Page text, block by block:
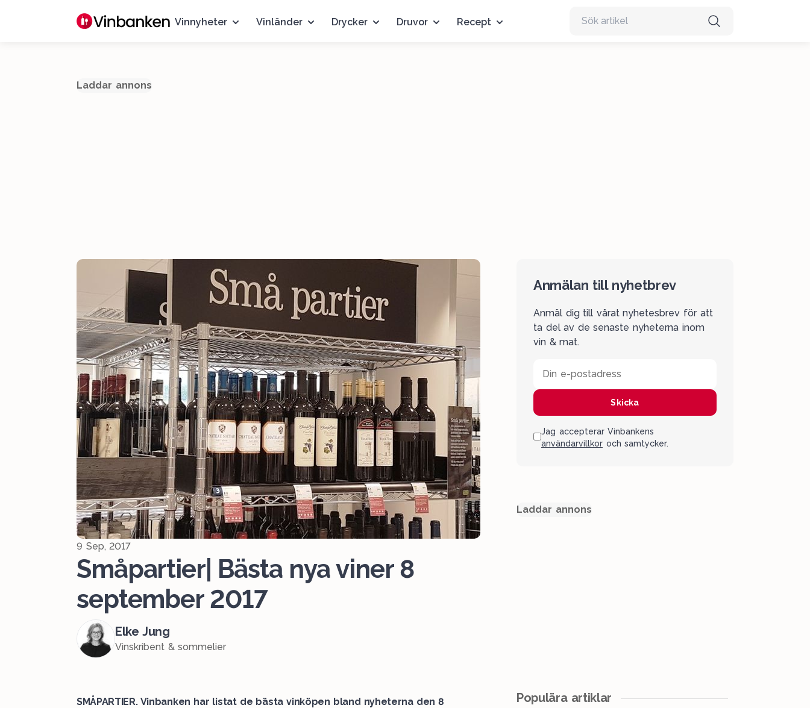
Vinnyheter Vinländer Drycker Druvor Recept
Laddar annons
9 Sep, 2017
Småpartier| Bästa nya viner 8
september 2017
Elke Jung
Vinskribent & sommelier
SMÅPARTIER. Vinbanken har listat de bästa vinköpen bland nyheterna den 8
Anmälan till nyhetbrev
Anmäl dig till vårat nyhetesbrev för att
ta del av de senaste nyheterna inom
vin & mat.
Din e-postadress
Skicka
Jag accepterar Vinbankens
användarvillkor och samtycker.
Laddar annons
Populära artiklar